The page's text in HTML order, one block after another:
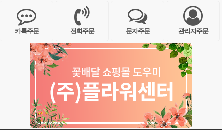
카톡주문 전화주문 문자주문 관리자주문